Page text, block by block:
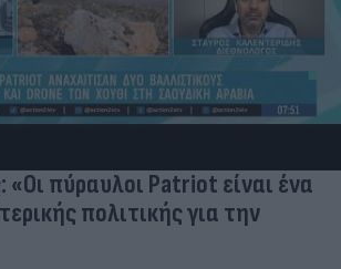
είναι ένα
για την
Νέο ράλι
πλέον οι